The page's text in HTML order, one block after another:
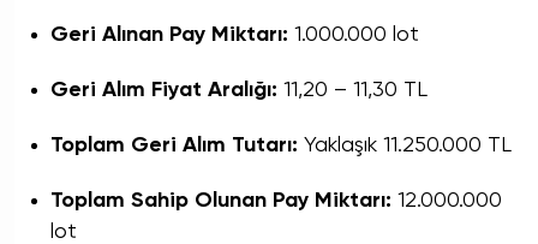
Geri Alınan Pay Miktarı: 1.000.000 lot
Geri Alım Fiyat Aralığı: 11,20 – 11,30 TL
Toplam Geri Alım Tutarı: Yaklaşık 11.250.000 TL
Toplam Sahip Olunan Pay Miktarı: 12.000.000
lot